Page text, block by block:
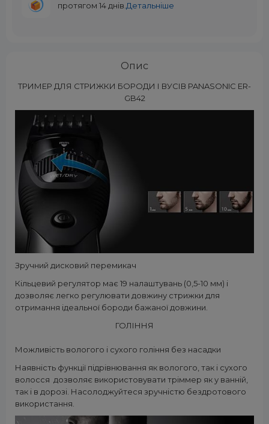
протягом 14 днів. Детальніше
Опис
ТРИМЕР ДЛЯ СТРИЖКИ БОРОДИ І ВУСІВ PANASONIC ER-
GB42
Зручний дисковий перемикач
Кільцевий регулятор має 19 налаштувань (0,5-10 мм) і
дозволяє легко регулювати довжину стрижки для
отримання ідеальної бороди бажаної довжини.
ГОЛІННЯ
Можливість вологого і сухого гоління без насадки
Наявність функції підрівнювання як вологого, так і сухого
волосся дозволяє використовувати тріммер як у ванній,
так і в дорозі. Насолоджуйтеся зручністю бездротового
використання.